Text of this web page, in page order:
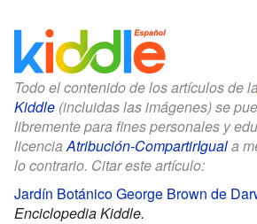
Todo el contenido de los artículos de la
Kiddle (incluidas las imágenes) se
libremente para fines personales y
licenciaAtribución-CompartirIguala
lo contrario. Citar este artículo:
Jardín Botánico George Brown de
Enciclopedia Kiddle.